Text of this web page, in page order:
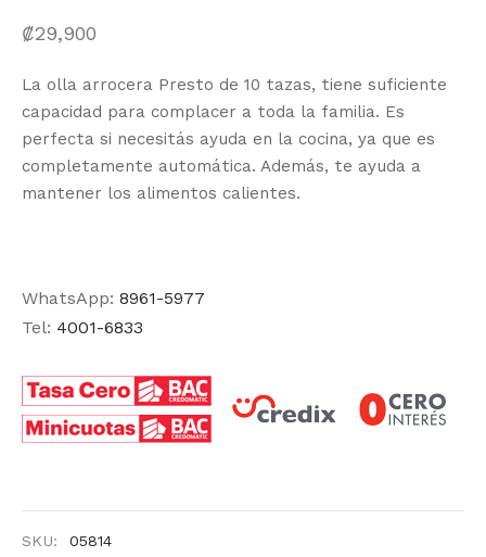
₡29,900
La olla arrocera Presto de 10 tazas, tiene suficiente
capacidad para complacer a toda la familia. Es
perfecta si necesitás ayuda en la cocina, ya que es
completamente automática. Además, te ayuda a
mantener los alimentos calientes.
WhatsApp: 8961-5977
Tel: 4001-6833
SKU:
05814